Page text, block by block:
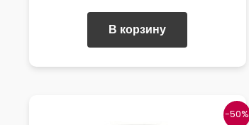
В корзину
-50%